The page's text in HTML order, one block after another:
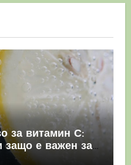
за витамин С:
защо е важен за